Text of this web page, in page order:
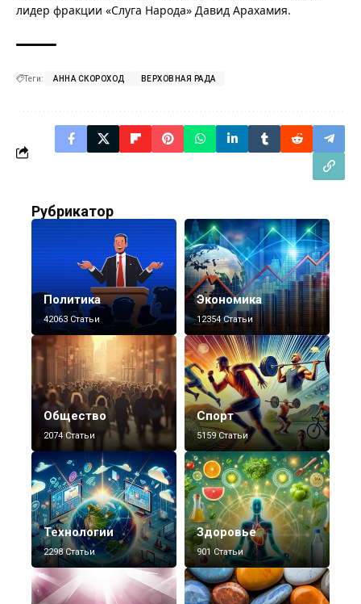
лидер фракции «Слуга Народа» Давид Арахамия.
Теги: АННА СКОРОХОД ВЕРХОВНАЯ РАДА
Рубрикатор
Политика
42063 Статьи
Экономика
12354 Статьи
Общество
2074 Статьи
Спорт
5159 Статьи
Технологии
2298 Статьи
Здоровье
901 Статьи